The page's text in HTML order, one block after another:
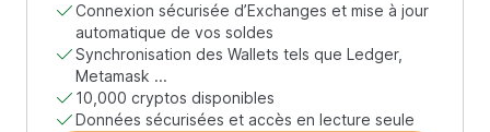
Connexion sécurisée d’Exchanges et mise à jour
automatique de vos soldes
Synchronisation des Wallets tels que Ledger,
Metamask ...
10,000 cryptos disponibles
Données sécurisées et accès en lecture seule